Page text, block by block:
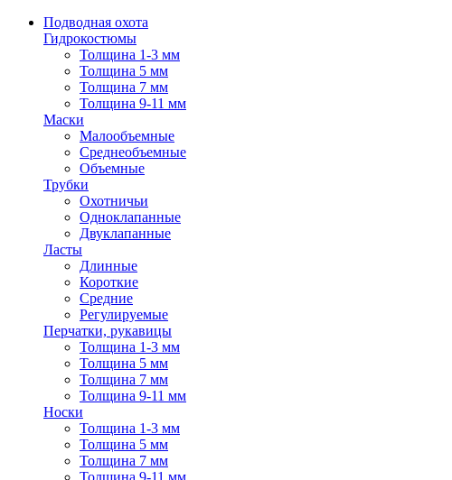
Подводная охота
Гидрокостюмы
Толщина 1-3 мм
Толщина 5 мм
Толщина 7 мм
Толщина 9-11 мм
Маски
Малообъемные
Среднеобъемные
Объемные
Трубки
Охотничьи
Одноклапанные
Двуклапанные
Ласты
Длинные
Короткие
Средние
Регулируемые
Перчатки, рукавицы
Толщина 1-3 мм
Толщина 5 мм
Толщина 7 мм
Толщина 9-11 мм
Носки
Толщина 1-3 мм
Толщина 5 мм
Толщина 7 мм
Толщина 9-11 мм